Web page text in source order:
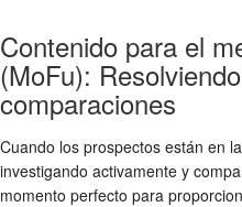
Contenido para el
(MoFu):
comparaciones
Cuando los prospectos están en
investigando activamente y
momento perfecto para